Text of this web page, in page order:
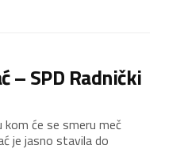
– SPD Radnički
će se smeru meč
je jasno stavila do